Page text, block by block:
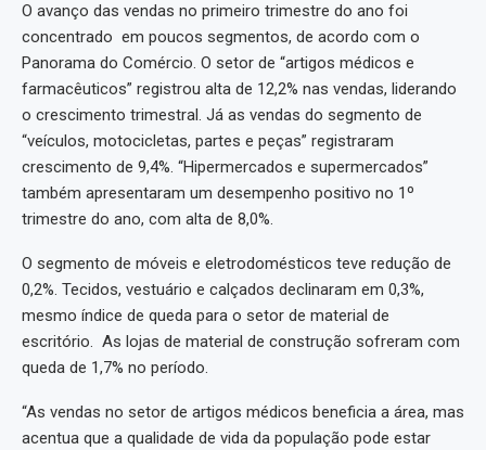
O avanço das vendas no primeiro trimestre do ano foi
concentrado em poucos segmentos, de acordo com o
Panorama do Comércio. O setor de “artigos médicos e
farmacêuticos” registrou alta de 12,2% nas vendas, liderando
o crescimento trimestral. Já as vendas do segmento de
“veículos, motocicletas, partes e peças” registraram
crescimento de 9,4%. “Hipermercados e supermercados”
também apresentaram um desempenho positivo no 1º
trimestre do ano, com alta de 8,0%.
O segmento de móveis e eletrodomésticos teve redução de
0,2%. Tecidos, vestuário e calçados declinaram em 0,3%,
mesmo índice de queda para o setor de material de
escritório. As lojas de material de construção sofreram com
queda de 1,7% no período.
“As vendas no setor de artigos médicos beneficia a área, mas
acentua que a qualidade de vida da população pode estar